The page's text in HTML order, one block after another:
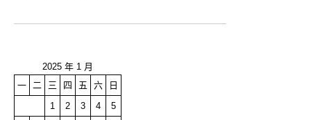
2025 年 1 月
一 二 三 四 五 六
日
1
2 3 4
5